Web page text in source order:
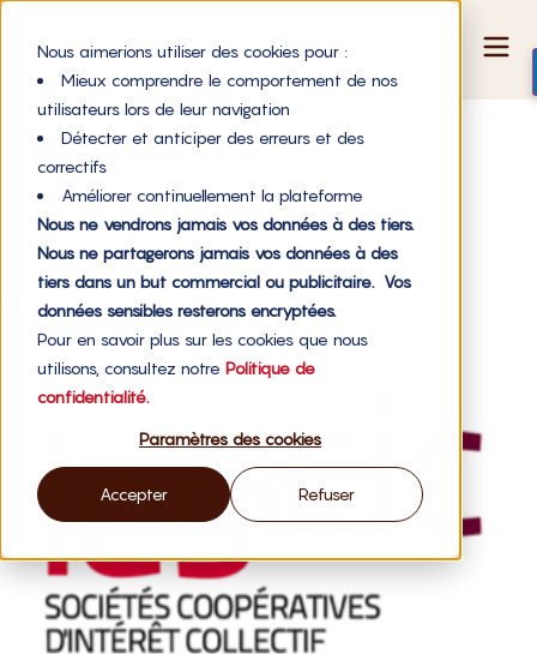
Nous aimerions utiliser des cookies pour :
Mieux comprendre le comportement de nos
utilisateurs lors de leur navigation
Détecter et anticiper des erreurs et des
correctifs
Améliorer continuellement la plateforme
Nous ne vendrons jamais vos données à des tiers.
Nous ne partagerons jamais vos données à des
tiers dans un but commercial ou publicitaire. Vos
données sensibles resterons encryptées.
Pour en savoir plus sur les cookies que nous
utilisons, consultez notre Politique de
confidentialité.
Paramètres des cookies
Accepter Refuser
Étiquette :
coopérative
Le financement en capital